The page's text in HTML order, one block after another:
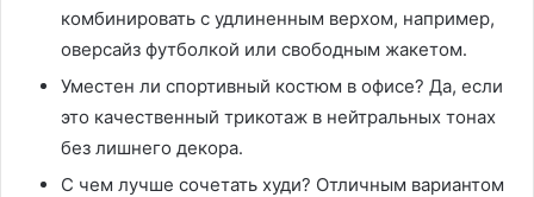
комбинировать с удлиненным верхом, например,
оверсайз футболкой или свободным жакетом․
Уместен ли спортивный костюм в офисе? Да, если
это качественный трикотаж в нейтральных тонах
без лишнего декора․
С чем лучше сочетать худи? Отличным вариантом